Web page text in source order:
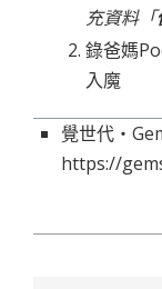
充資料「
錄爸媽
入魔
覺世代
https://